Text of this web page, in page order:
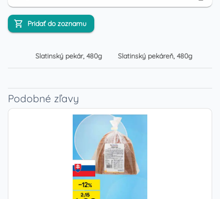
Pridať do zoznamu
Slatinský pekár, 480g Slatinský pekáreň, 480g
Podobné zľavy